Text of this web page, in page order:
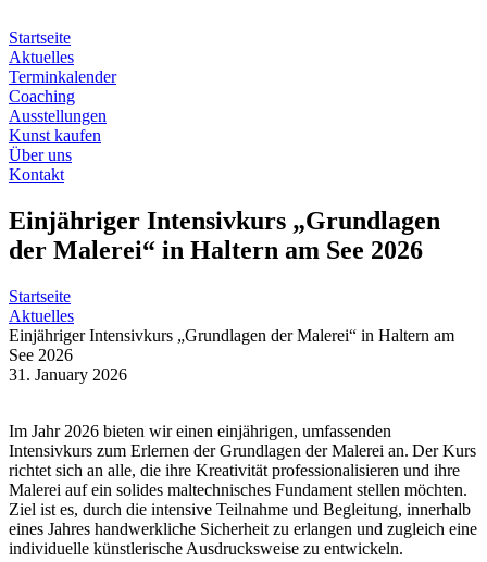
Inhalt
springen
Startseite
Aktuelles
Terminkalender
Coaching
Ausstellungen
Kunst kaufen
Über uns
Kontakt
Einjähriger Intensivkurs „Grundlagen
der Malerei“ in Haltern am See 2026
Startseite
Aktuelles
Einjähriger Intensivkurs „Grundlagen der Malerei“ in Haltern am
See 2026
31. January 2026
Im Jahr 2026 bieten wir einen einjährigen, umfassenden
Intensivkurs zum Erlernen der Grundlagen der Malerei an. Der Kurs
richtet sich an alle, die ihre Kreativität professionalisieren und ihre
Malerei auf ein solides maltechnisches Fundament stellen möchten.
Ziel ist es, durch die intensive Teilnahme und Begleitung, innerhalb
eines Jahres handwerkliche Sicherheit zu erlangen und zugleich eine
individuelle künstlerische Ausdrucksweise zu entwickeln.